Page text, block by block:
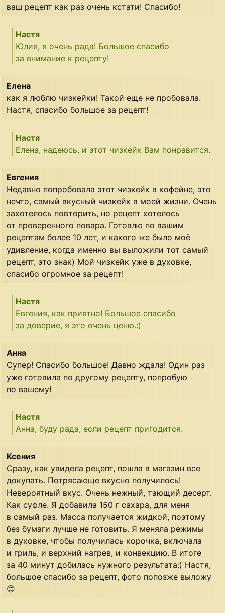
ваш рецепт как раз очень кстати! Спасибо!
Настя
Юлия, я очень рада! Большое спасибо
за внимание к рецепту!
Елена
как я люблю чизкейки! Такой еще не пробовала.
Настя, спасибо большое за рецепт!
Настя
Елена, надеюсь, и этот чизкейк Вам понравится.
Евгения
Недавно попробовала этот чизкейк в кофейне, это
нечто, самый вкусный чизкейк в моей жизни. Очень
захотелось повторить, но рецепт хотелось
от проверенного повара. Готовлю по вашим
рецептам более 10 лет, и какого же было моё
удивление, когда именно вы выложили тот самый
рецепт, это знак) Мой чизкейк уже в духовке,
спасибо огромное за рецепт!
Настя
Евгения, как приятно! Большое спасибо
за доверие, я это очень ценю.:)
Анна
Супер! Спасибо большое! Давно ждала! Один раз
уже готовила по другому рецепту, попробую
по вашему!
Настя
Анна, буду рада, если рецепт пригодится.
Ксения
Сразу, как увидела рецепт, пошла в магазин все
докупать. Потрясающе вкусно получилось!
Невероятный вкус. Очень нежный, тающий десерт.
Как суфле. Я добавила 150 г сахара, для меня
в самый раз. Масса получается жидкой, поэтому
без бумаги лучше не готовить. Я меняла режимы
в духовке, чтобы получилась корочка, включала
и гриль, и верхний нагрев, и конвекцию. В итоге
за 40 минут добилась нужного результата:) Настя,
большое спасибо за рецепт, фото попозже выложу
😊